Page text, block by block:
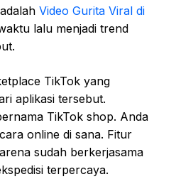
Video Gurita Viral di
lalu menjadi trend
TikTok yang
aplikasi tersebut.
TikTok shop. Anda
online di sana. Fitur
sudah berkerjasama
terpercaya.